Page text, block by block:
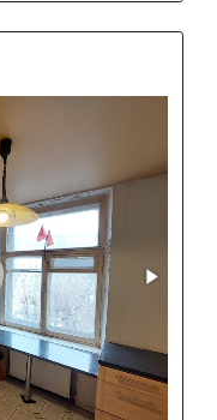
является кредитной
банками-
не является
и предоставления
к менеджерам нашей
тел. +7(812) 200-4000 )